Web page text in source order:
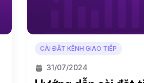
CÀI ĐẶT KÊNH GIAO TIẾP
31/07/2024